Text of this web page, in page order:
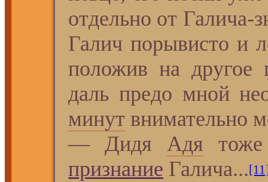
отдельно от
Галич порывисто и
положив на
даль предо мной
минут внимательно
― Дидя Адя
признание Галича...